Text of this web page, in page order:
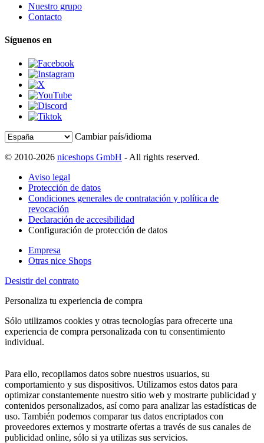
Nuestro grupo
Contacto
Síguenos en
Cambiar país/idioma
© 2010-2026 niceshops GmbH - All rights reserved.
Aviso legal
Protección de datos
Condiciones generales de contratación y política de
revocación
Declaración de accesibilidad
Configuración de protección de datos
Empresa
Otras nice Shops
Desistir del contrato
Personaliza tu experiencia de compra
Sólo utilizamos cookies y otras tecnologías para ofrecerte una
experiencia de compra personalizada con tu consentimiento
individual.
Para ello, recopilamos datos sobre nuestros usuarios, su
comportamiento y sus dispositivos. Utilizamos estos datos para
optimizar constantemente nuestro sitio web y mostrarte publicidad y
contenidos personalizados, así como para analizar las estadísticas de
uso. También podemos comparar tus datos encriptados con
proveedores externos y mostrarte ofertas a través de sus canales de
publicidad online, sólo si ya utilizas sus servicios.